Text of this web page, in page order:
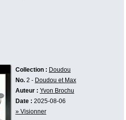
Collection : Doudou
No.2 - Doudou et Max
Auteur : Yvon Brochu
Date : 2025-08-06
» Visionner